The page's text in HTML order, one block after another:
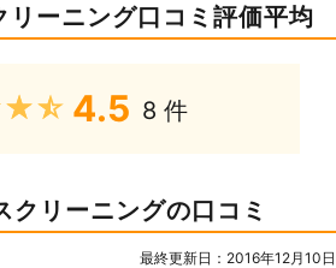
リーニング口コミ評価平均
4.5 8 件
クリーニングの口コミ
最終更新日：2016年12月10日